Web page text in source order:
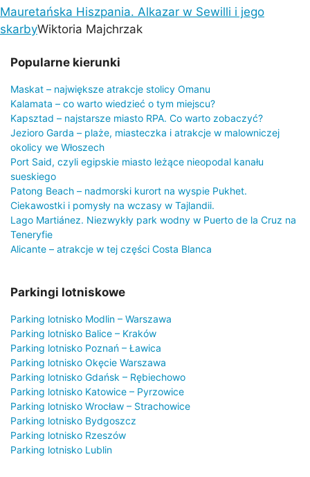
Mauretańska Hiszpania. Alkazar w Sewilli i jego
skarbyWiktoria Majchrzak
Popularne kierunki
Maskat – największe atrakcje stolicy Omanu
Kalamata – co warto wiedzieć o tym miejscu?
Kapsztad – najstarsze miasto RPA. Co warto zobaczyć?
Jezioro Garda – plaże, miasteczka i atrakcje w malowniczej
okolicy we Włoszech
Port Said, czyli egipskie miasto leżące nieopodal kanału
sueskiego
Patong Beach – nadmorski kurort na wyspie Pukhet.
Ciekawostki i pomysły na wczasy w Tajlandii.
Lago Martiánez. Niezwykły park wodny w Puerto de la Cruz na
Teneryfie
Alicante – atrakcje w tej części Costa Blanca
Parkingi lotniskowe
Parking lotnisko Modlin – Warszawa
Parking lotnisko Balice – Kraków
Parking lotnisko Poznań – Ławica
Parking lotnisko Okęcie Warszawa
Parking lotnisko Gdańsk – Rębiechowo
Parking lotnisko Katowice – Pyrzowice
Parking lotnisko Wrocław – Strachowice
Parking lotnisko Bydgoszcz
Parking lotnisko Rzeszów
Parking lotnisko Lublin